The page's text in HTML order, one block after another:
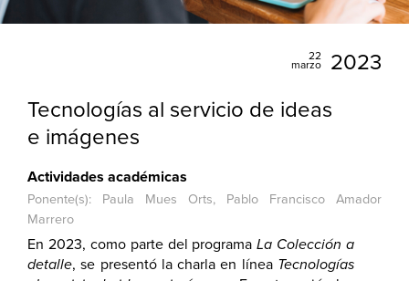
22
marzo
2023
Tecnologías al servicio de ideas
e imágenes
Actividades académicas
Ponente(s): Paula Mues Orts, Pablo Francisco Amador
Marrero
En 2023, como parte del programaLa Colección a
detalle, se presentó la charla en línea Tecnologías